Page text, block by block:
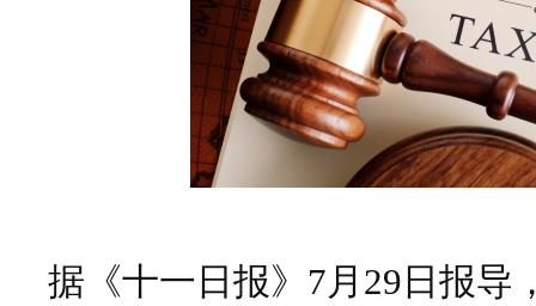
据《十一日报》 7月 29 日报导